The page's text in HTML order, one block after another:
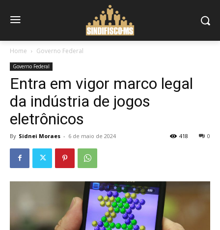
Home Governo Federal
Governo Federal
Entra em vigor marco legal
da indústria de jogos
eletrônicos
By Sidnei Moraes - 6 de maio de 2024 0
418